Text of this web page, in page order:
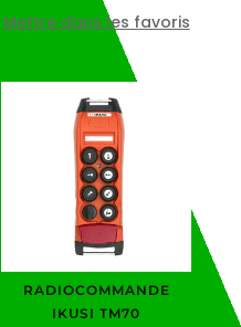
Mettre dans les favoris
RADIOCOMMANDE
IKUSI TM70